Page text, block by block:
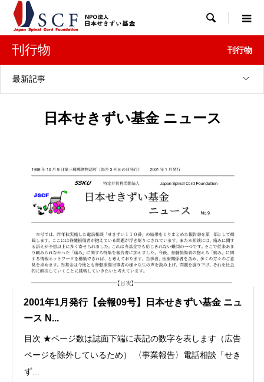

刊行物 刊行物
最新記事
日本せきずい基金 ニュース
2001年1月発行【会報09号】日本せきずい基金 ニュ
ース N...
目次 ★ページ数は誌面下端に表記の数字を表します（広告
ページを除外しているため） 〈事業報告〉電話相談「せき
ず...